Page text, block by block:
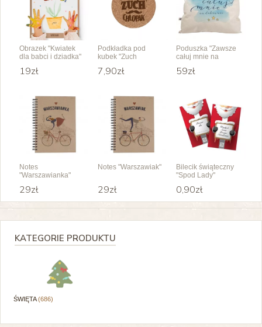
Obrazek "Kwiatek
dla babci i dziadka"
19zł
Podkładka pod
kubek "Zuch
7,90zł
Poduszka "Zawsze
całuj mnie na
59zł
Notes
"Warszawianka"
29zł
Notes "Warszawiak"
29zł
Bilecik świąteczny
"Spod Lady"
0,90zł
KATEGORIE PRODUKTU
ŚWIĘTA(686)